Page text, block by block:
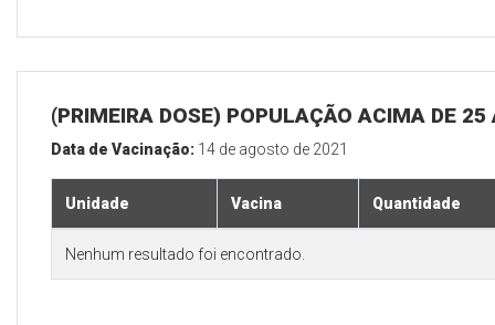
(PRIMEIRA DOSE) POPULAÇÃO ACIMA DE 25
Data de Vacinação: 14 de agosto de 2021
Unidade Vacina Quantidade
Nenhum resultado foi encontrado.